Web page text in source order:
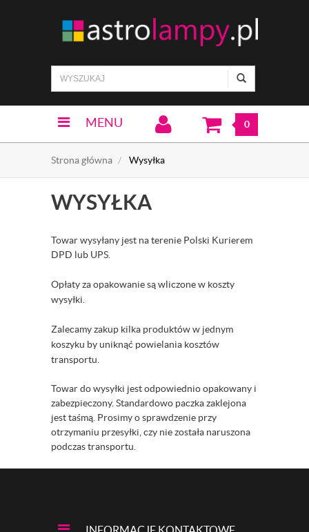
MENU 0
Strona główna Wysyłka
WYSYŁKA
Towar wysyłany jest na terenie Polski Kurierem
DPD lub UPS.
Opłaty za opakowanie są wliczone w koszty
wysyłki.
Zalecamy zakup kilka produktów w jednym
koszyku by uniknąć powielania kosztów
transportu.
Towar do wysyłki jest odpowiednio opakowany i
zabezpieczony. Standardowo paczka zaklejona
jest taśmą. Prosimy o sprawdzenie przy
otrzymaniu przesyłki, czy nie została naruszona
podczas transportu.